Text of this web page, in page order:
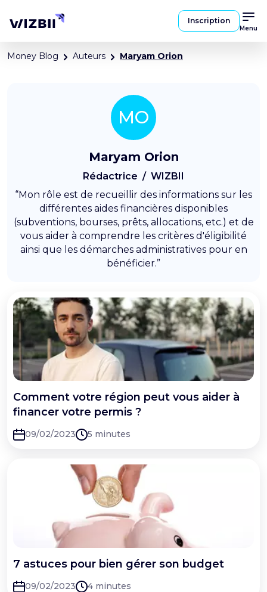
Inscription
Menu
Money Blog Auteurs Maryam Orion
MO
Maryam Orion
Rédactrice / WIZBII
“Mon rôle est de recueillir des informations sur les
différentes aides financières disponibles
(subventions, bourses, prêts, allocations, etc.) et de
vous aider à comprendre les critères d'éligibilité
ainsi que les démarches administratives pour en
bénéficier.”
Comment votre région peut vous aider à
financer votre permis ?
09/02/2023 5 minutes
7 astuces pour bien gérer son budget
09/02/2023 4 minutes